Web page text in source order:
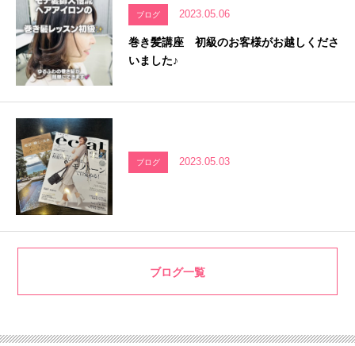
ブログ 2023.05.06
巻き髪講座 初級のお客様がお越しくださ
いました♪
ブログ 2023.05.03
ブログ一覧